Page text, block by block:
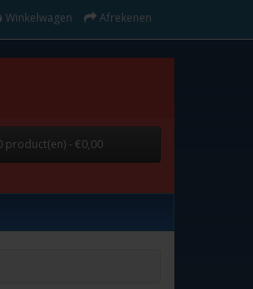
Winkelwagen Afrekenen
product(en) - €0,00